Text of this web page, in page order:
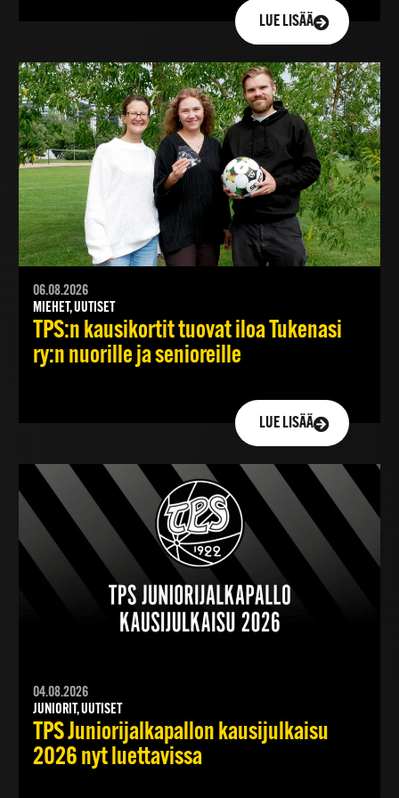
LUE LISÄÄ
06.08.2026
MIEHET, UUTISET
TPS:n kausikortit tuovat iloa Tukenasi
ry:n nuorille ja senioreille
LUE LISÄÄ
04.08.2026
JUNIORIT, UUTISET
TPS Juniorijalkapallon kausijulkaisu
2026 nyt luettavissa